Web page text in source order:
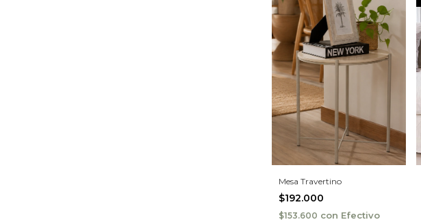
Mesa Travertino
$192.000
$153.600 con Efectivo